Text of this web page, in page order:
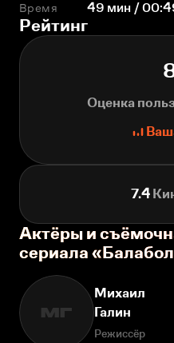
Время 49 мин /
Рейтинг
Оценка
7.4
Актёры и
сериала
МГ
Михаил
Галин
Режиссёр